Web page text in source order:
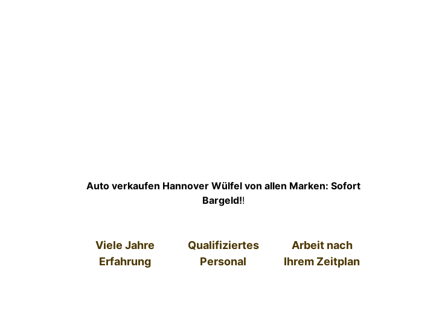
Auto verkaufen Hannover Wülfel von allen Marken: Sofort
Bargeld!!
Viele Jahre
Erfahrung
Qualifiziertes
Personal
Arbeit nach
Ihrem Zeitplan